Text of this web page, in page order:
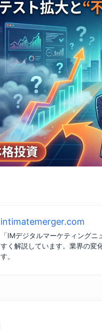
intimatemerger.com
「IMデジタルマーケティング
すく解説しています。業界の変
す。